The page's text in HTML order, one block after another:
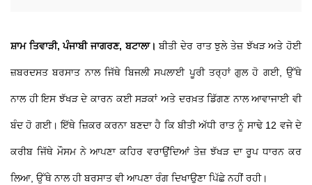
ਸ਼ਾਮ ਤਿਵਾੜੀ, ਪੰਜਾਬੀ ਜਾਗਰਣ, ਬਟਾਲਾ। ਬੀਤੀ ਦੇਰ ਰਾਤ ਝੁਲੇ ਤੇਜ਼ ਝੱਖੜ ਅਤੇ ਹੋਈ
ਜ਼ਬਰਦਸਤ ਬਰਸਾਤ ਨਾਲ ਜਿੱਥੇ ਬਿਜਲੀ ਸਪਲਾਈ ਪੂਰੀ ਤਰ੍ਹਾਂ ਗੁਲ ਹੋ ਗਈ, ਉੱਥੇ
ਨਾਲ ਹੀ ਇਸ ਝੱਖੜ ਦੇ ਕਾਰਨ ਕਈ ਸੜਕਾਂ ਅਤੇ ਦਰਖ਼ਤ ਡਿੱਗਣ ਨਾਲ ਆਵਾਜਾਈ ਵੀ
ਬੰਦ ਹੋ ਗਈ। ਇੱਥੇ ਜ਼ਿਕਰ ਕਰਨਾ ਬਣਦਾ ਹੈ ਕਿ ਬੀਤੀ ਅੱਧੀ ਰਾਤ ਨੂੰ ਸਾਢੇ 12 ਵਜੇ ਦੇ
ਕਰੀਬ ਜਿੱਥੇ ਮੌਸਮ ਨੇ ਆਪਣਾ ਕਹਿਰ ਵਰਾਉਂਦਿਆਂ ਤੇਜ਼ ਝੱਖੜ ਦਾ ਰੂਪ ਧਾਰਨ ਕਰ
ਲਿਆ, ਉੱਥੇ ਨਾਲ ਹੀ ਬਰਸਾਤ ਵੀ ਆਪਣਾ ਰੰਗ ਦਿਖਾਉਣਾ ਪਿੱਛੇ ਨਹੀਂ ਰਹੀ।